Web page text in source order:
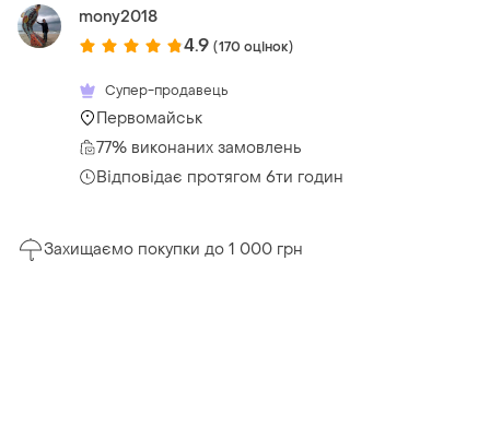
mony2018
4.9 (170 оцінок)
Супер-продавець
Первомайськ
77% виконаних замовлень
Відповідає протягом 6ти годин
Захищаємо покупки до 1 000 грн